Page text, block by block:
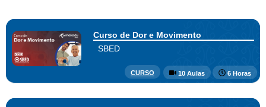
Curso de Dor e Movimento
SBED
CURSO 10 Aulas 6 Horas